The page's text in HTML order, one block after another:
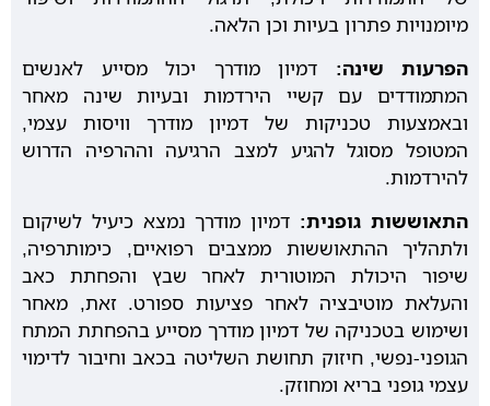
מיומנויות פתרון בעיות וכן הלאה.
הפרעות שינה: דמיון מודרך יכול מסייע לאנשים
המתמודדים עם קשיי הירדמות ובעיות שינה מאחר
ובאמצעות טכניקות של דמיון מודרך וויסות עצמי,
המטופל מסוגל להגיע למצב הרגיעה וההרפיה הדרוש
להירדמות.
התאוששות גופנית: דמיון מודרך נמצא כיעיל לשיקום
ולתהליך ההתאוששות ממצבים רפואיים, כימותרפיה,
שיפור היכולת המוטורית לאחר שבץ והפחתת כאב
והעלאת מוטיבציה לאחר פציעות ספורט. זאת, מאחר
ושימוש בטכניקה של דמיון מודרך מסייע בהפחתת המתח
הגופני-נפשי, חיזוק תחושת השליטה בכאב וחיבור לדימוי
עצמי גופני בריא ומחוזק.